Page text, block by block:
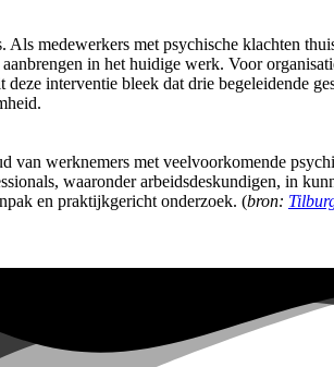
medewerkers met psychische klachten
in het huidige werk. Voor
interventie bleek dat drie begeleidende
werknemers met veelvoorkomende
waaronder arbeidsdeskundigen, in
en praktijkgericht onderzoek. (bron: